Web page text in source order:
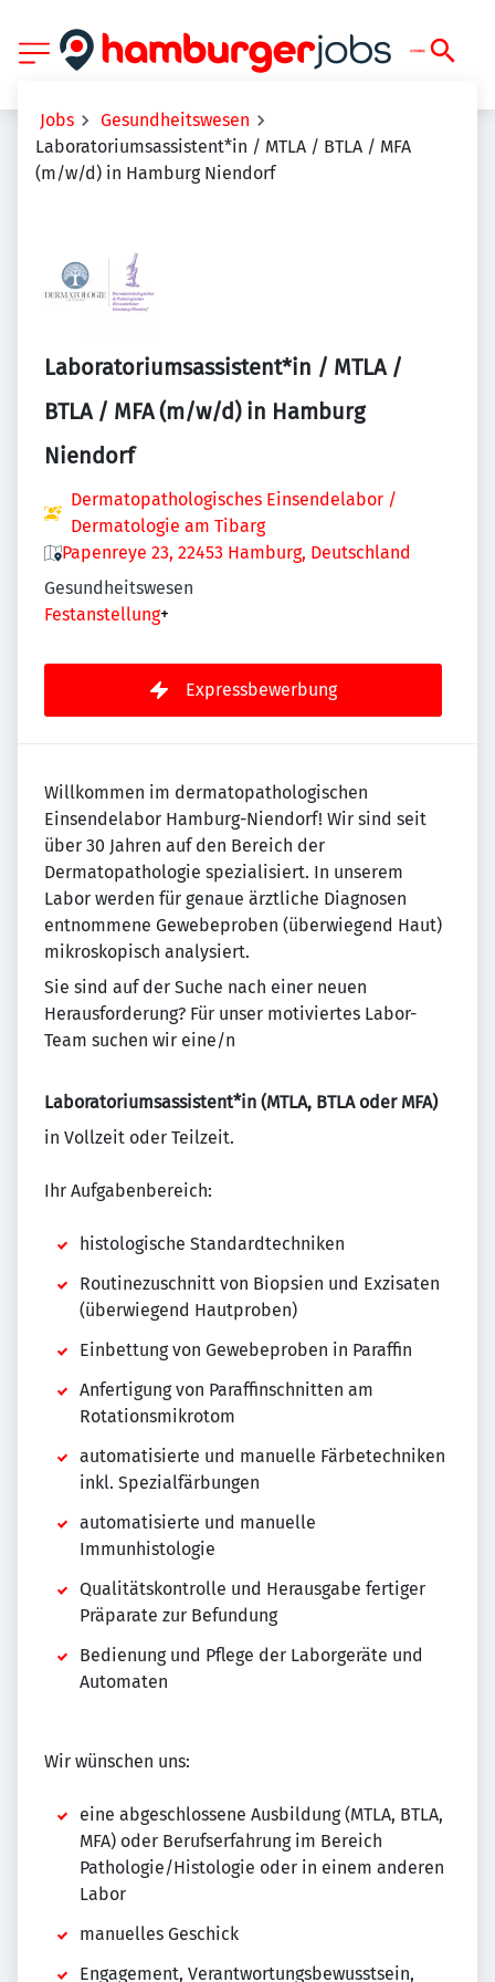
Jobs
Gesundheitswesen
Laboratoriumsassistent*in / MTLA / BTLA / MFA
(m/w/d) in Hamburg Niendorf
Laboratoriumsassistent*in / MTLA /
BTLA / MFA (m/w/d) in Hamburg
Niendorf
Dermatopathologisches Einsendelabor /
Dermatologie am Tibarg
Papenreye 23, 22453 Hamburg, Deutschland
Gesundheitswesen
Festanstellung+
Expressbewerbung
Willkommen im dermatopathologischen
Einsendelabor Hamburg-Niendorf! Wir sind seit
über 30 Jahren auf den Bereich der
Dermatopathologie spezialisiert. In unserem
Labor werden für genaue ärztliche Diagnosen
entnommene Gewebeproben (überwiegend Haut)
mikroskopisch analysiert.
Sie sind auf der Suche nach einer neuen
Herausforderung? Für unser motiviertes Labor-
Team suchen wir eine/n
Laboratoriumsassistent*in (MTLA, BTLA oder MFA)
in Vollzeit oder Teilzeit.
Ihr Aufgabenbereich:
histologische Standardtechniken
Routinezuschnitt von Biopsien und Exzisaten
(überwiegend Hautproben)
Einbettung von Gewebeproben in Paraffin
Anfertigung von Paraffinschnitten am
Rotationsmikrotom
automatisierte und manuelle Färbetechniken
inkl. Spezialfärbungen
automatisierte und manuelle
Immunhistologie
Qualitätskontrolle und Herausgabe fertiger
Präparate zur Befundung
Bedienung und Pflege der Laborgeräte und
Automaten
Wir wünschen uns:
eine abgeschlossene Ausbildung (MTLA, BTLA,
MFA) oder Berufserfahrung im Bereich
Pathologie/Histologie oder in einem anderen
Labor
manuelles Geschick
Engagement, Verantwortungsbewusstsein,